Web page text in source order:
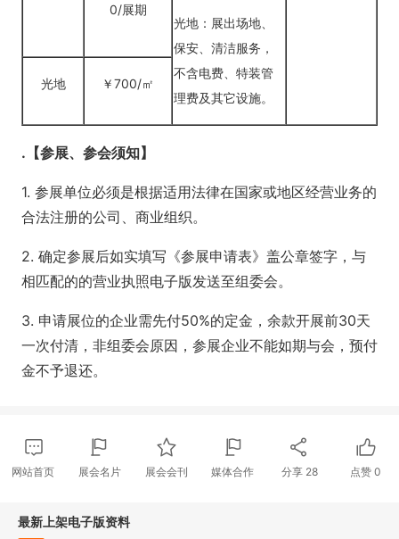
光地：展出场地、
保安、清洁服务，
不含电费、特装管
理费及其它设施。
0/展期
光地 ￥700/㎡
. 【参展、参会须知】
1. 参展单位必须是根据适用法律在国家或地区经营业务的
合法注册的公司、商业组织。
2. 确定参展后如实填写《参展申请表》盖公章签字，与
相匹配的的营业执照电子版发送至组委会。
3. 申请展位的企业需先付50%的定金，余款开展前30天
一次付清，非组委会原因，参展企业不能如期与会，预付
金不予退还。
网站首页 展会名片 展会会刊 媒体合作 分享 28 点赞0
最新上架电子版资料